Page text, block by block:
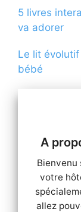
5 livres
va adorer
Le lit
bébé
Bienvenu
votre
allez